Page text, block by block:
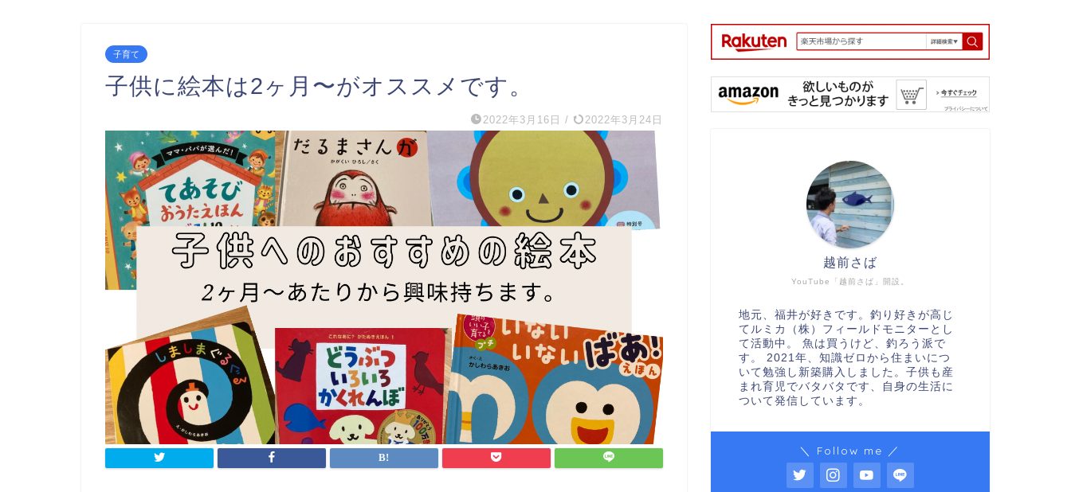
子育て
子供に絵本は2ヶ月〜がオススメです。
2022年3月16日 / 2022年3月24日
YouTube「越前さば」開設。
越前さば
地元、福井が好きです。釣り好きが高じ
てルミカ（株）フィールドモニターとし
て活動中。 魚は買うけど、釣ろう派で
す。 2021年、知識ゼロから住まいにつ
いて勉強し新築購入しました。子供も産
まれ育児でバタバタです、自身の生活に
ついて発信しています。
＼ Follow me ／